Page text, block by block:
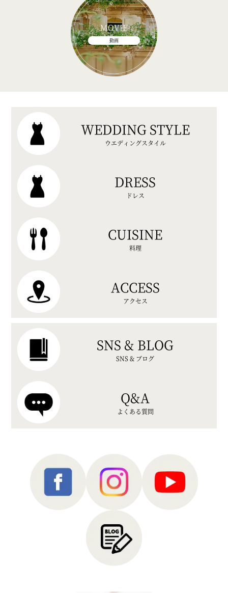
MOVIE
動画
WEDDING STYLE
ウエディングスタイル
DRESS
ドレス
CUISINE
料理
ACCESS
アクセス
SNS & BLOG
SNS & ブログ
Q&A
よくある質問